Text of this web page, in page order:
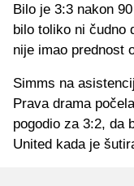
Bilo je 3:3 nakon
bilo toliko ni čudno
nije imao prednost
Simms na
Prava drama
pogodio za 3:2, da
United kada je